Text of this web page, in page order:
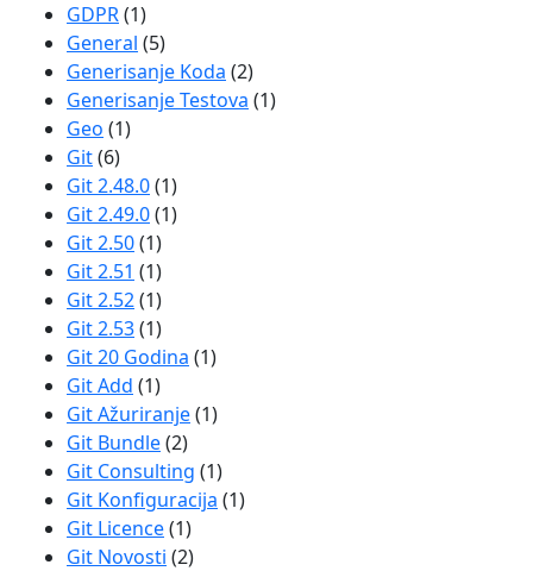
GDPR(1)
General (5)
Generisanje Koda (2)
Generisanje Testova (1)
Geo (1)
Git(6)
Git 2.48.0(1)
Git 2.49.0(1)
Git 2.50(1)
Git 2.51 (1)
Git 2.52(1)
Git 2.53(1)
Git 20 Godina (1)
Git Add (1)
Git Ažuriranje(1)
Git Bundle(2)
Git Consulting (1)
Git Konfiguracija (1)
Git Licence(1)
Git Novosti (2)